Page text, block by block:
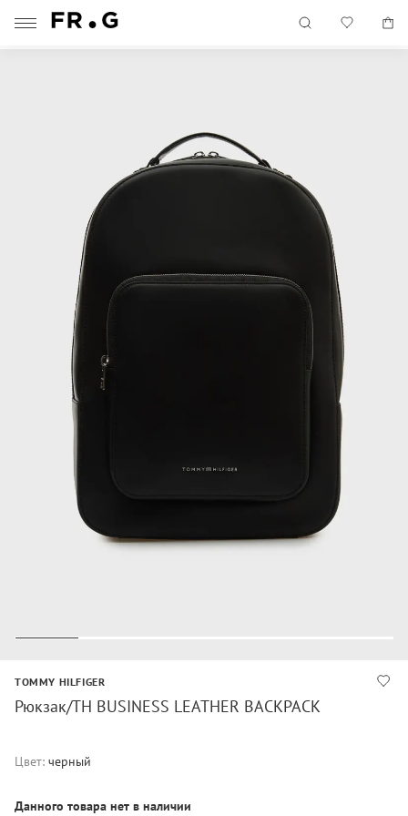
TOMMY HILFIGER
Рюкзак/TH BUSINESS LEATHER BACKPACK
Цвет: черный
Данного товара нет в наличии